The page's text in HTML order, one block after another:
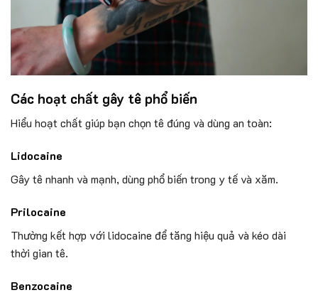
Các hoạt chất gây tê phổ biến
Hiểu hoạt chất giúp bạn chọn tê đúng và dùng an toàn:
Lidocaine
Gây tê nhanh và mạnh, dùng phổ biến trong y tế và xăm.
Prilocaine
Thường kết hợp với lidocaine để tăng hiệu quả và kéo dài
thời gian tê.
Benzocaine